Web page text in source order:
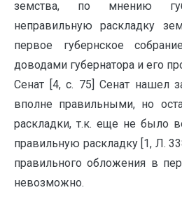
земства, по мнению
неправильную раскладку
первое губернское
доводами губернатора и его
Сенат [4, с. 75] Сенат нашел
вполне правильными, но
раскладки, т.к. еще не было
правильную раскладку [1, Л.
правильного обложения в
невозможно.